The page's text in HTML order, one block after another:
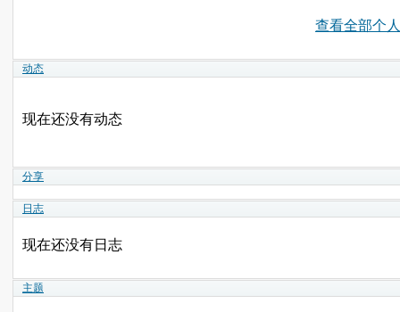
查看全部个
动态
现在还没有动态
分享
日志
现在还没有日志
主题